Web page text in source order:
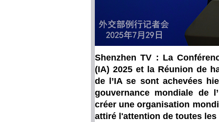
Shenzhen TV : La
(IA) 2025 et la Réunion de
de l’IA se sont achevées
gouvernance mondiale de
créer une organisation
attiré l'attention de toutes